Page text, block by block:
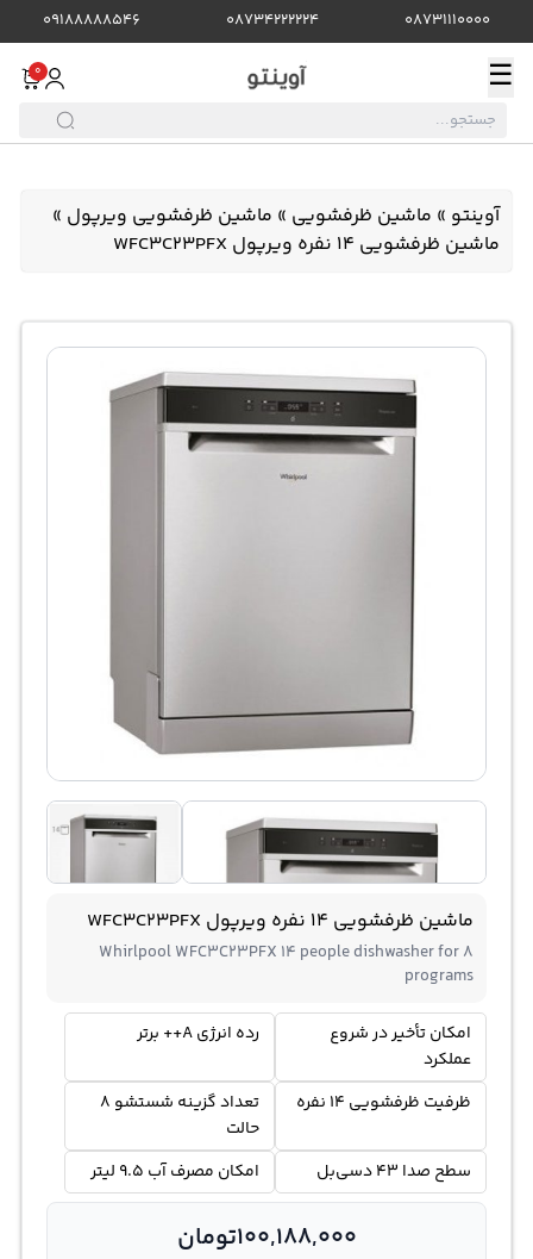
08731110000
08734222224
09188888546
☰
0
آوینتو » ماشین ظرفشویی » ماشین ظرفشویی ویرپول »
ماشین ظرفشویی 14 نفره ویرپول WFC3C23PFX
ماشین ظرفشویی 14 نفره ویرپول WFC3C23PFX
Whirlpool WFC3C23PFX 14 people dishwasher for 8
programs
امکان تأخیر در شروع
عملکرد
رده انرژی A++ برتر
ظرفیت ظرفشویی 14 نفره
تعداد گزینه‌ شستشو 8
حالت
سطح صدا 43 دسی‌بل
امکان مصرف آب 9.5 لیتر
100,188,000تومان